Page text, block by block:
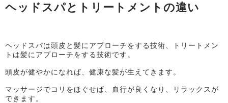
ヘッドスパとトリートメントの違い
ヘッドスパは頭皮と髪にアプローチをする技術、トリートメン
トは髪にアプローチをする技術です。
頭皮が健やかになれば、健康な髪が生えてきます。
マッサージでコリをほぐせば、血行が良くなり、リラックスが
できます。